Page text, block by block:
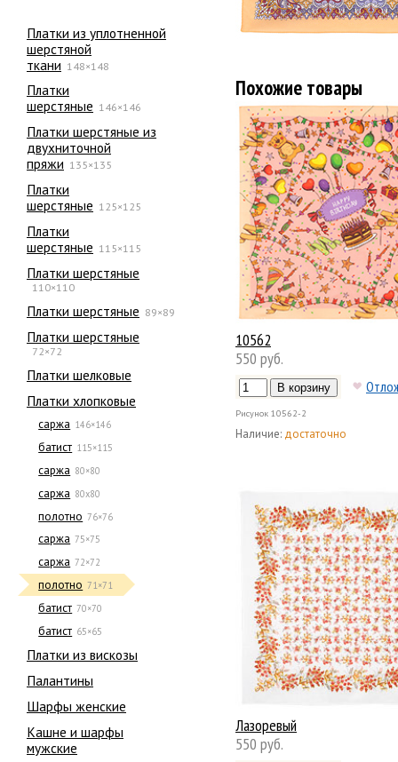
Платки из уплотненной
шерстяной
ткани 148×148
Платки
шерстяные 146×146
Платки шерстяные из
двухниточной
пряжи 135×135
Платки
шерстяные 125×125
Платки
шерстяные 115×115
Платки шерстяные
110×110
Платки шерстяные 89×89
Платки шерстяные
72×72
Платки шелковые
Платки хлопковые
саржа 146×146
батист 115×115
саржа 80×80
саржа 80х80
полотно 76×76
саржа 75×75
саржа 72×72
полотно 71×71
батист 70×70
батист 65×65
Платки из вискозы
Палантины
Шарфы женские
Кашне и шарфы
мужские
Похожие товары
10562
550 руб.
Рисунок 10562-2
Наличие: достаточно
Лазоревый
550 руб.